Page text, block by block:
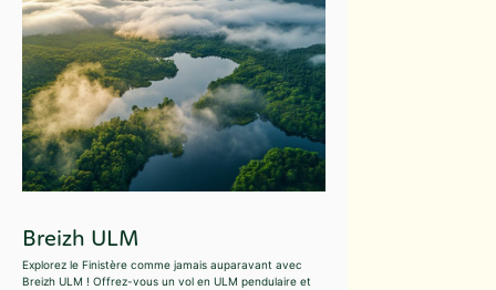
Breizh ULM
Explorez le Finistère comme jamais auparavant avec
Breizh ULM ! Offrez-vous un vol en ULM pendulaire et